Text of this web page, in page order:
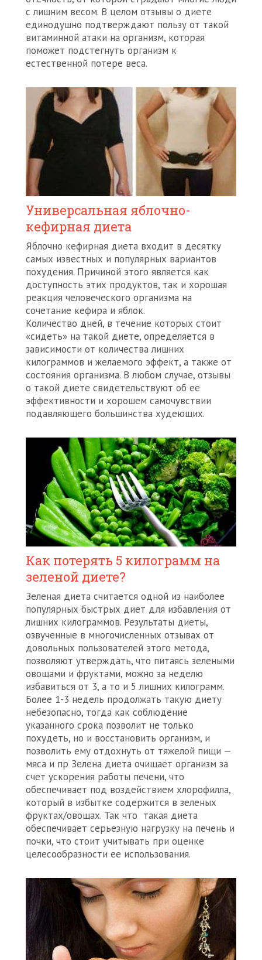
с лишним весом. В целом отзывы о диете
единодушно подтверждают пользу от такой
витаминной атаки на организм, которая
поможет подстегнуть организм к
естественной потере веса.
Универсальная яблочно-
кефирная диета
Яблочно кефирная диета входит в десятку
самых известных и популярных вариантов
похудения. Причиной этого является как
доступность этих продуктов, так и хорошая
реакция человеческого организма на
сочетание кефира и яблок.
Количество дней, в течение которых стоит
«сидеть» на такой диете, определяется в
зависимости от количества лишних
килограммов и желаемого эффект, а также от
состояния организма. В любом случае, отзывы
о такой диете свидетельствуют об ее
эффективности и хорошем самочувствии
подавляющего большинства худеющих.
Как потерять 5 килограмм на
зеленой диете?
Зеленая диета считается одной из наиболее
популярных быстрых диет для избавления от
лишних килограммов. Результаты диеты,
озвученные в многочисленных отзывах от
довольных пользователей этого метода,
позволяют утверждать, что питаясь зелеными
овощами и фруктами, можно за неделю
избавиться от 3, а то и 5 лишних килограмм.
Более 1-3 недель продолжать такую диету
небезопасно, тогда как соблюдение
указанного срока позволит не только
похудеть, но и восстановить организм, и
позволить ему отдохнуть от тяжелой пищи —
мяса и пр Зелена диета очищает организм за
счет ускорения работы печени, что
обеспечивает под воздействием хлорофилла,
который в избытке содержится в зеленых
фруктах/овощах. Так что такая диета
обеспечивает серьезную нагрузку на печень и
почки, что стоит учитывать при оценке
целесообразности ее использования.